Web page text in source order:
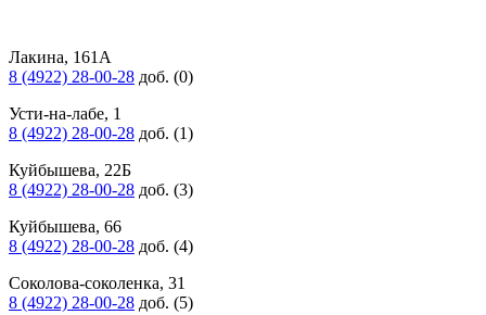
Лакина, 161А
8 (4922) 28-00-28 доб. (0)
Усти-на-лабе, 1
8 (4922) 28-00-28 доб. (1)
Куйбышева, 22Б
8 (4922) 28-00-28 доб. (3)
Куйбышева, 66
8 (4922) 28-00-28 доб. (4)
Соколова-соколенка, 31
8 (4922) 28-00-28 доб. (5)